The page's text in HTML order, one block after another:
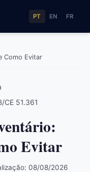
PT EN FR
Como Evitar
CE 51.361
Evitar
08/08/2026